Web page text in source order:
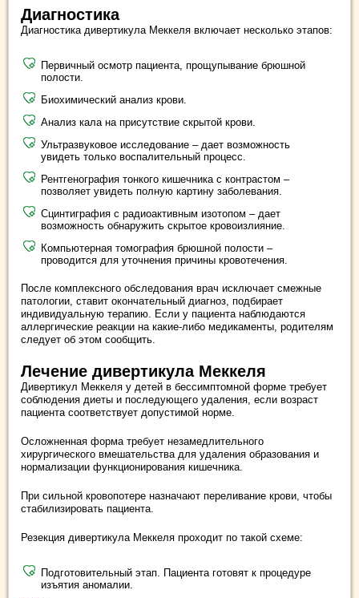
Диагностика
Диагностика дивертикула Меккеля включает несколько этапов:
Первичный осмотр пациента, прощупывание брюшной
полости.
Биохимический анализ крови.
Анализ кала на присутствие скрытой крови.
Ультразвуковое исследование – дает возможность
увидеть только воспалительный процесс.
Рентгенография тонкого кишечника с контрастом –
позволяет увидеть полную картину заболевания.
Сцинтиграфия с радиоактивным изотопом – дает
возможность обнаружить скрытое кровоизлияние.
Компьютерная томография брюшной полости –
проводится для уточнения причины кровотечения.
После комплексного обследования врач исключает смежные
патологии, ставит окончательный диагноз, подбирает
индивидуальную терапию. Если у пациента наблюдаются
аллергические реакции на какие-либо медикаменты, родителям
следует об этом сообщить.
Лечение дивертикула Меккеля
Дивертикул Меккеля у детей в бессимптомной форме требует
соблюдения диеты и последующего удаления, если возраст
пациента соответствует допустимой норме.
Осложненная форма требует незамедлительного
хирургического вмешательства для удаления образования и
нормализации функционирования кишечника.
При сильной кровопотере назначают переливание крови, чтобы
стабилизировать пациента.
Резекция дивертикула Меккеля проходит по такой схеме:
Подготовительный этап. Пациента готовят к процедуре
изъятия аномалии.